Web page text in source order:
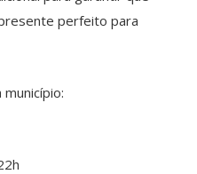
perfeito para